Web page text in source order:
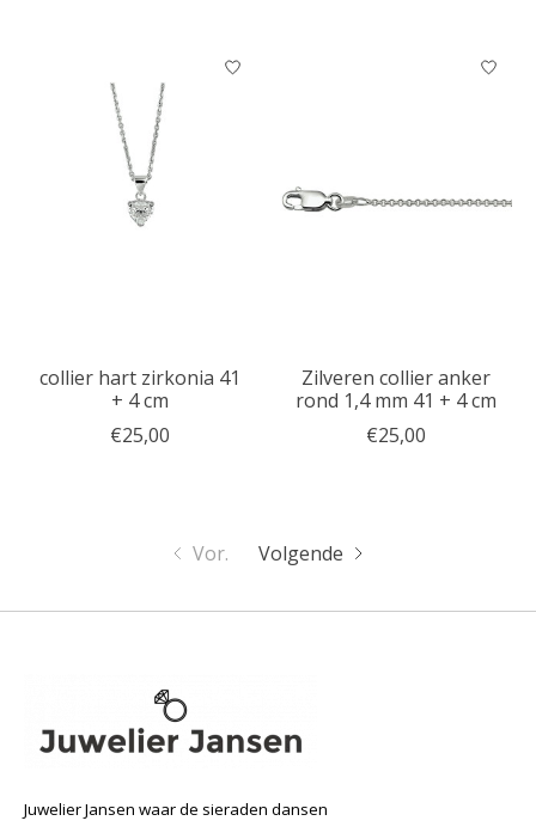
collier hart zirkonia 41
+ 4 cm
€25,00
Zilveren collier anker
rond 1,4 mm 41 + 4 cm
€25,00
Vor. Volgende
Juwelier Jansen waar de sieraden dansen